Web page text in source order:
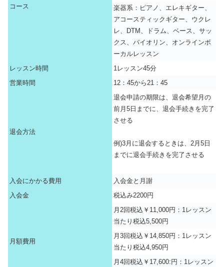
コース
楽器系：ピアノ、エレキギター、
アコースティックギター、ウクレ
レ、DTM、ドラム、ベース、サッ
クス、バイオリン、オンラインボ
ーカルレッスン
レッスン時間
1レッスン45分
営業時間
12：45から21：45
退会方法
退会申請の期限は、退会希望月の
前月5日までに、退会手続きを完了
させる
例)3月に退会するときは、2月5日
までに退会手続きを完了させる
入会にかかる費用
入会金と月謝
入会金
税込み2200円
月額費用
月2回税込￥11,000円：1レッスン
当たり税込5,500円
月3回税込￥14,850円：1レッスン
当たり税込4,950円
月4回税込￥17,600:円：1レッスン